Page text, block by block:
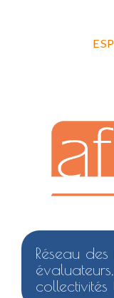
Réseau
collectivités